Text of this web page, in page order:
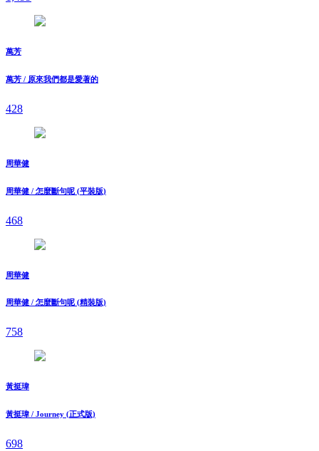
萬芳
萬芳 / 原來我們都是愛著的
428
周華健
周華健 / 怎麼斷句呢 (平裝版)
468
周華健
周華健 / 怎麼斷句呢 (精裝版)
758
黃挺瑋
黃挺瑋 / Journey (正式版)
698